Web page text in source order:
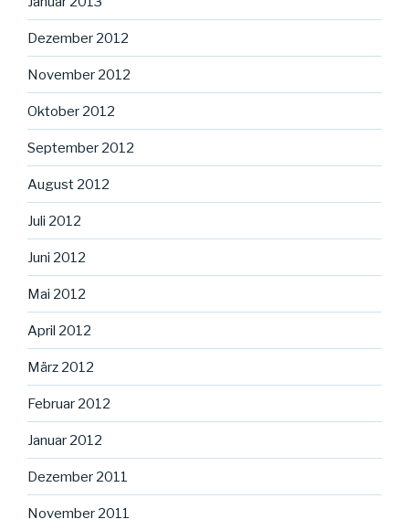
Dezember 2012
November 2012
Oktober 2012
September 2012
August 2012
Juli 2012
Juni 2012
Mai 2012
April 2012
März 2012
Februar 2012
Januar 2012
Dezember 2011
November 2011